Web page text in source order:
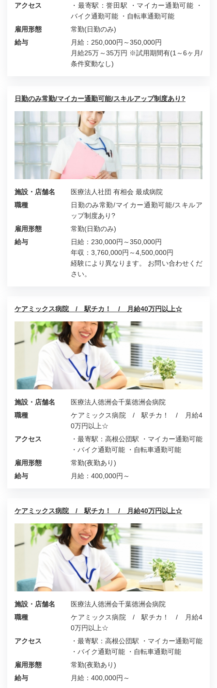
アクセス
・最寄駅：誉田駅 ・マイカー通勤可能 ・
バイク通勤可能 ・自転車通勤可能
雇用形態
常勤(日勤のみ)
給与
月給：250,000円～350,000円
月給25万～35万円 ※試用期間有(1～6ヶ月/
条件変動なし)
日勤のみ常勤/マイカー通勤可能/スキルアップ制度あり?
施設・店舗名
医療法人社団 有相会 最成病院
職種
日勤のみ常勤/マイカー通勤可能/スキルア
ップ制度あり?
雇用形態
常勤(日勤のみ)
給与
日給：230,000円～350,000円
年収：3,760,000円～4,500,000円
経験により異なります。 お問い合わせくだ
さい。
ケアミックス病院 / 駅チカ！ / 月給40万円以上☆
施設・店舗名
医療法人徳洲会千葉徳洲会病院
職種
ケアミックス病院 / 駅チカ！ / 月給4
0万円以上☆
アクセス
・最寄駅：高根公団駅 ・マイカー通勤可能
・バイク通勤可能 ・自転車通勤可能
雇用形態
常勤(夜勤あり)
給与
月給：400,000円～
ケアミックス病院 / 駅チカ！ / 月給40万円以上☆
施設・店舗名
医療法人徳洲会千葉徳洲会病院
職種
ケアミックス病院 / 駅チカ！ / 月給4
0万円以上☆
アクセス
・最寄駅：高根公団駅 ・マイカー通勤可能
・バイク通勤可能 ・自転車通勤可能
雇用形態
常勤(夜勤あり)
給与
月給：400,000円～